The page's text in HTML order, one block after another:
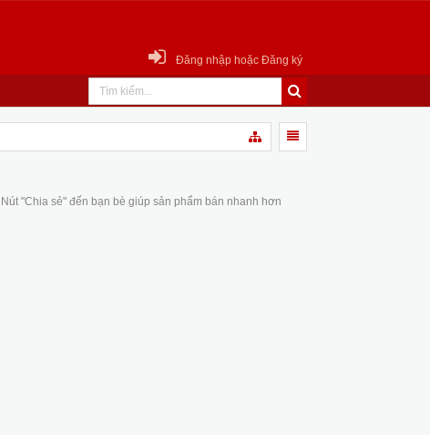
Đăng nhập hoặc Đăng ký
Nút "Chia sẻ" đến bạn bè giúp sản phẩm bán nhanh hơn